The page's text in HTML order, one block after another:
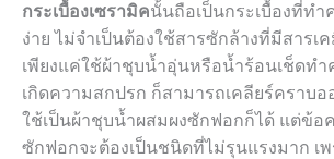
กระเบื้องเซรามิคนั้นถือเป็นกระเบื้องที่ทำ
ง่าย ไม่จำเป็นต้องใช้สารซักล้างที่มีสารเ
เพียงแค่ใช้ผ้าชุบน้ำอุ่นหรือน้ำร้อนเช็ดทำ
เกิดความสกปรก ก็สามารถเคลียร์คราบอ
ใช้เป็นผ้าชุบน้ำผสมผงซักฟอกก็ได้ แต่ข้อ
ซักฟอกจะต้องเป็นชนิดที่ไม่รุนแรงมาก เพ